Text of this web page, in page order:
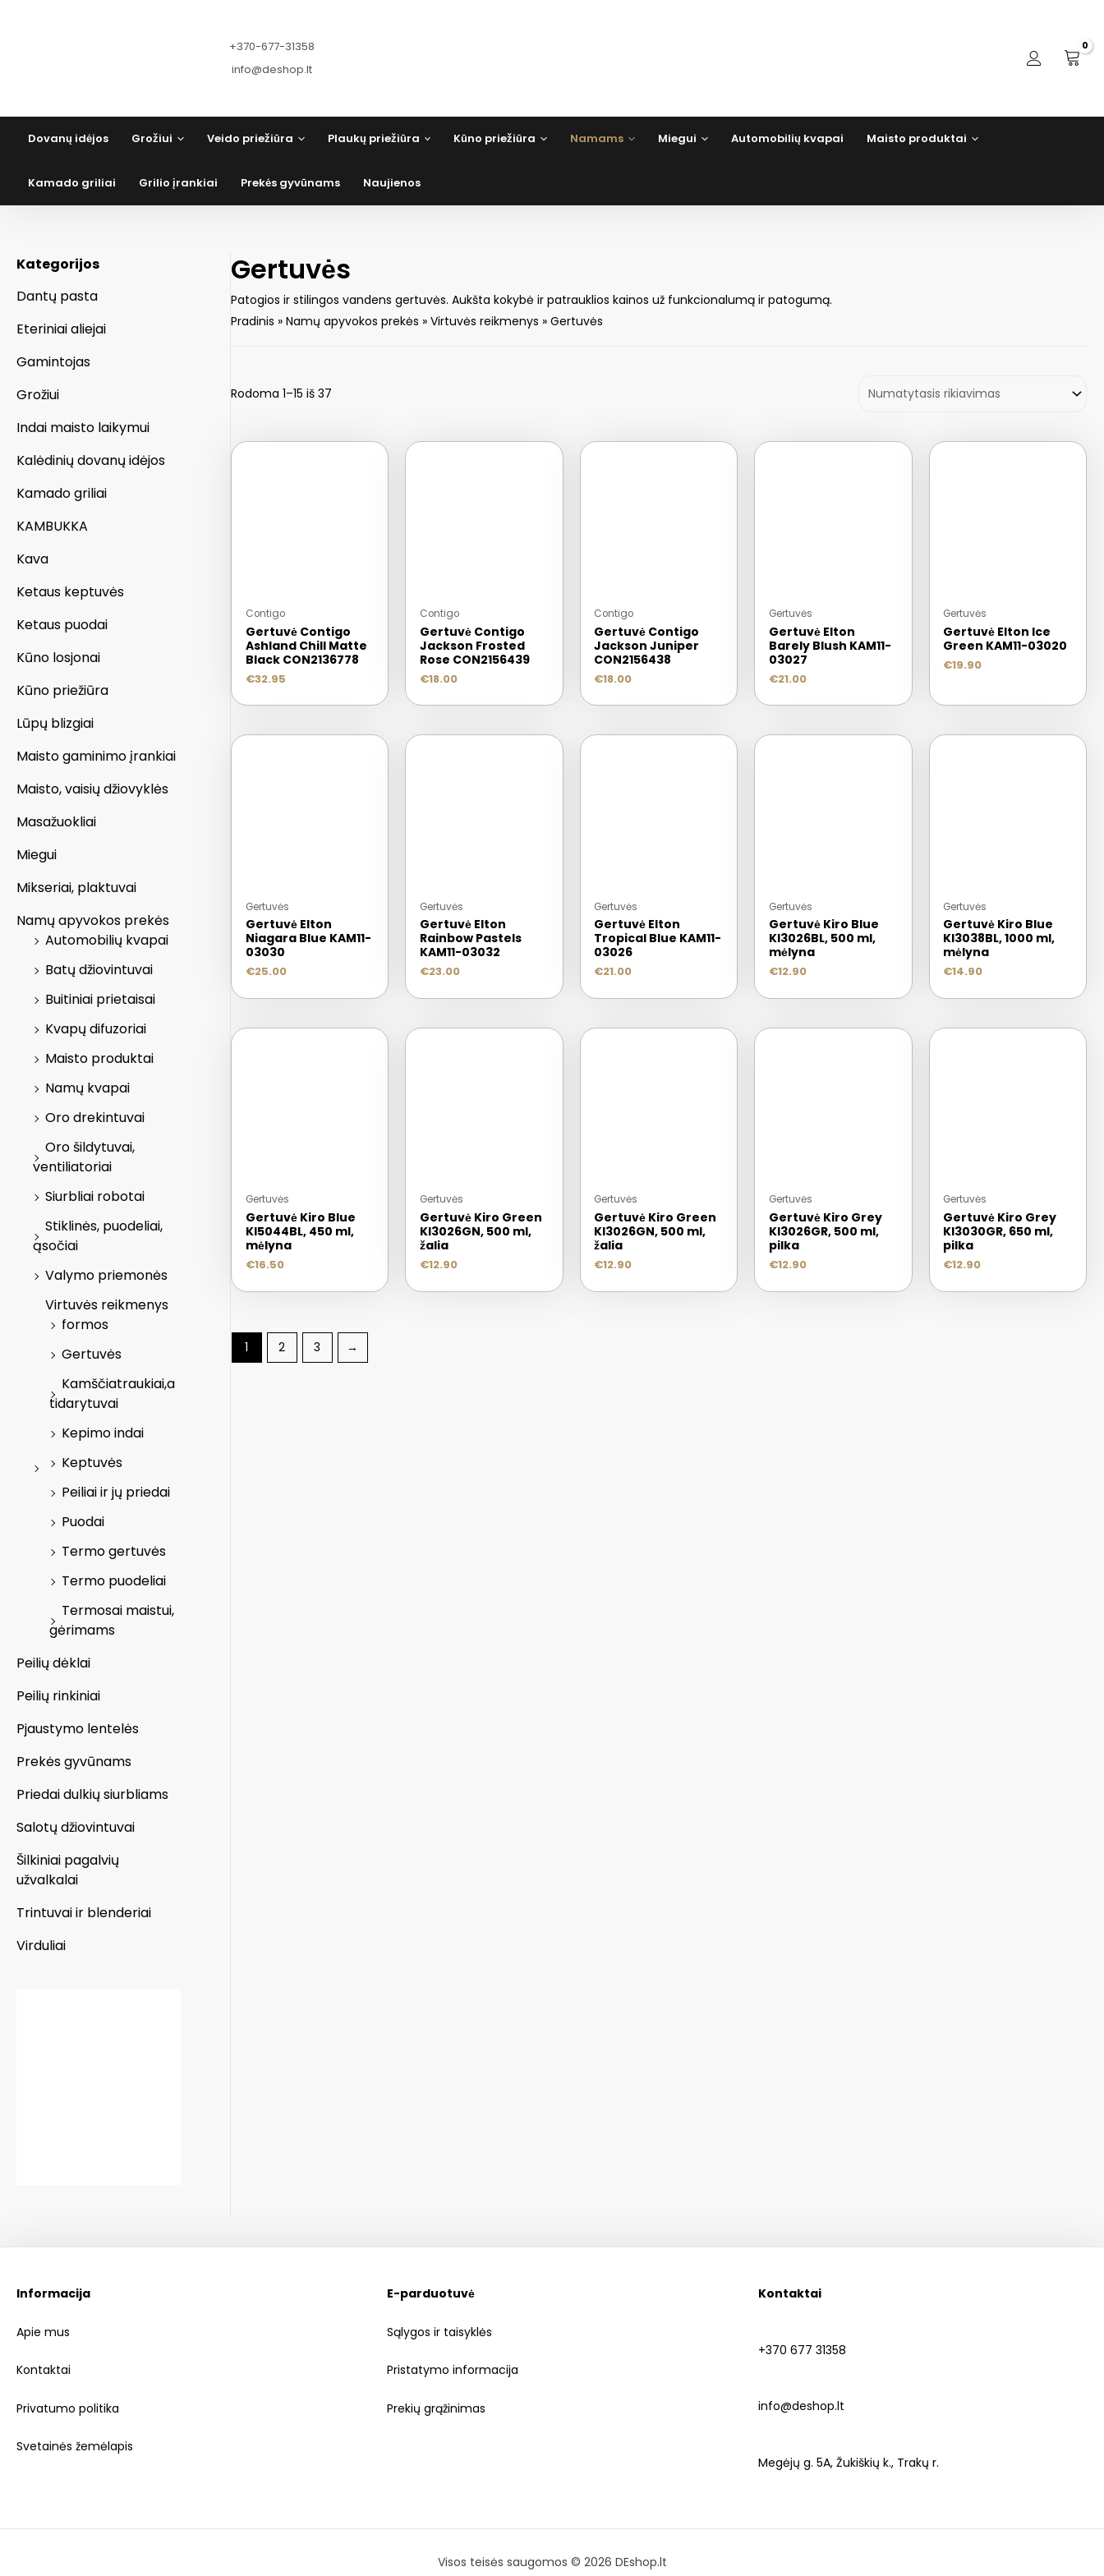
+370-677-31358
info@deshop.lt
Dovanų idėjos Grožiui Veido priežiūra Plaukų priežiūra Kūno priežiūra Namams Miegui Automobilių kvapai Maisto produktai
Kamado griliai Grilio įrankiai Prekės gyvūnams Naujienos
Kategorijos
Dantų pasta
Eteriniai aliejai
Gamintojas
Grožiui
Indai maisto laikymui
Kalėdinių dovanų idėjos
Kamado griliai
KAMBUKKA
Kava
Ketaus keptuvės
Ketaus puodai
Kūno losjonai
Kūno priežiūra
Lūpų blizgiai
Maisto gaminimo įrankiai
Maisto, vaisių džiovyklės
Masažuokliai
Miegui
Mikseriai, plaktuvai
Namų apyvokos prekės
Automobilių kvapai
Batų džiovintuvai
Buitiniai prietaisai
Kvapų difuzoriai
Maisto produktai
Namų kvapai
Oro drekintuvai
Oro šildytuvai,
ventiliatoriai
Siurbliai robotai
Stiklinės, puodeliai,
ąsočiai
Valymo priemonės
Virtuvės reikmenys
formos
Gertuvės
Kamščiatraukiai,a
tidarytuvai
Kepimo indai
Keptuvės
Peiliai ir jų priedai
Puodai
Termo gertuvės
Termo puodeliai
Termosai maistui,
gėrimams
Peilių dėklai
Peilių rinkiniai
Pjaustymo lentelės
Prekės gyvūnams
Priedai dulkių siurbliams
Salotų džiovintuvai
Šilkiniai pagalvių
užvalkalai
Trintuvai ir blenderiai
Virduliai
Gertuvės
Patogios ir stilingos vandens gertuvės. Aukšta kokybė ir patrauklios kainos už funkcionalumą ir patogumą.
Pradinis » Namų apyvokos prekės » Virtuvės reikmenys » Gertuvės
Rodoma 1–15 iš 37
Contigo
Gertuvė Contigo
Ashland Chill Matte
Black CON2136778
€32.95
Contigo
Gertuvė Contigo
Jackson Frosted
Rose CON2156439
€18.00
Contigo
Gertuvė Contigo
Jackson Juniper
CON2156438
€18.00
Gertuvės
Gertuvė Elton
Barely Blush KAM11-
03027
€21.00
Gertuvės
Gertuvė Elton Ice
Green KAM11-03020
€19.90
Gertuvės
Gertuvė Elton
Niagara Blue KAM11-
03030
€25.00
Gertuvės
Gertuvė Elton
Rainbow Pastels
KAM11-03032
€23.00
Gertuvės
Gertuvė Elton
Tropical Blue KAM11-
03026
€21.00
Gertuvės
Gertuvė Kiro Blue
KI3026BL, 500 ml,
mėlyna
€12.90
Gertuvės
Gertuvė Kiro Blue
KI3038BL, 1000 ml,
mėlyna
€14.90
Gertuvės
Gertuvė Kiro Blue
KI5044BL, 450 ml,
mėlyna
€16.50
Gertuvės
Gertuvė Kiro Green
KI3026GN, 500 ml,
žalia
€12.90
Gertuvės
Gertuvė Kiro Green
KI3026GN, 500 ml,
žalia
€12.90
Gertuvės
Gertuvė Kiro Grey
KI3026GR, 500 ml,
pilka
€12.90
Gertuvės
Gertuvė Kiro Grey
KI3030GR, 650 ml,
pilka
€12.90
1 2 3 →
Informacija
Apie mus
Kontaktai
Privatumo politika
Svetainės žemėlapis
E-parduotuvė
Sąlygos ir taisyklės
Pristatymo informacija
Prekių grąžinimas
Kontaktai
+370 677 31358
info@deshop.lt
Megėjų g. 5A, Žukiškių k., Trakų r.
Visos teisės saugomos © 2026 DEshop.lt